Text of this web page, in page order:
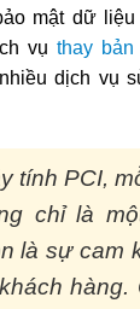
mật dữ
vụ thay
dịch vụ
tính PCI,
chỉ là
là sự cam
hàng.